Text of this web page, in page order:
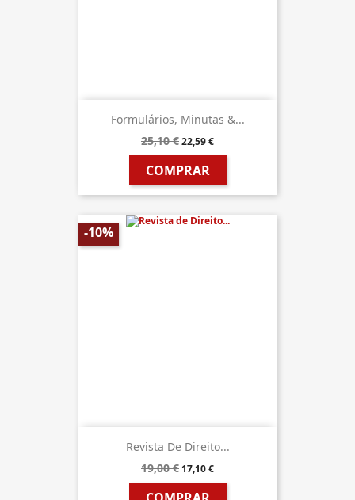
Formulários, Minutas &...
25,10 €22,59 €
COMPRAR
Revista De Direito...
19,00 € 17,10 €
-10%